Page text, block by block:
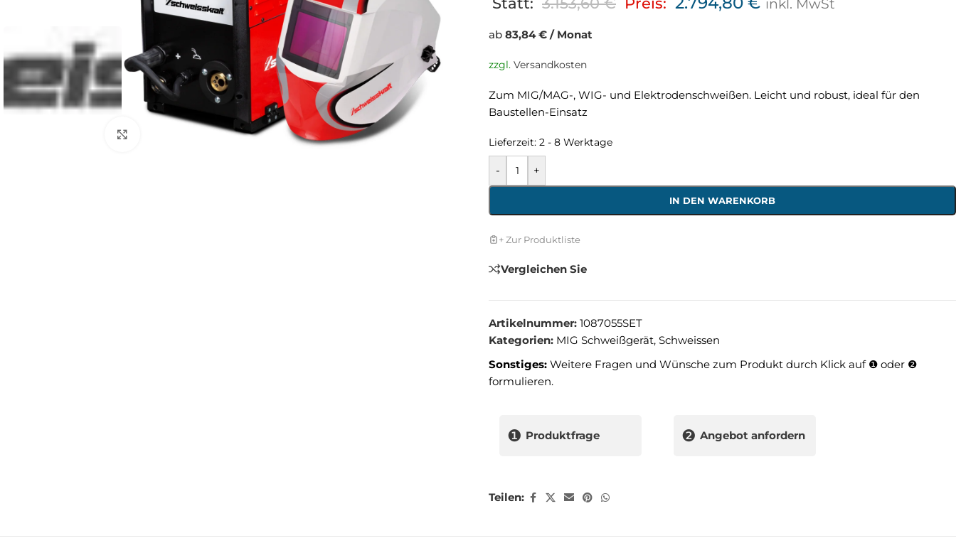
Zum Vergrößern anklicken
inkl. MwSt
ab 83,84 € / Monat
zzgl. Versandkosten
Zum MIG/MAG-, WIG- und Elektrodenschweißen. Leicht und robust, ideal für den
Baustellen-Einsatz
Lieferzeit: 2 - 8 Werktage
- +
IN DEN WARENKORB
+ Zur Produktliste
Vergleichen Sie
Artikelnummer: 1087055SET
Kategorien: MIG Schweißgerät, Schweissen
Sonstiges: Weitere Fragen und Wünsche zum Produkt durch Klick auf ❶ oder ❷
formulieren.
❶ Produktfrage ❷ Angebot anfordern
Teilen: